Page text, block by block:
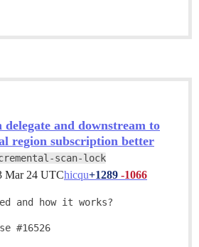
delegate and downstream to
region subscription better
scan-lock
Mar 24 UTChicqu+1289 -1066
and how it works?
#16526